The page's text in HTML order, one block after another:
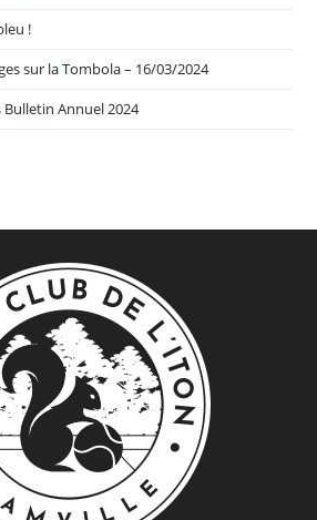
!
sur la Tombola – 16/03/2024
Bulletin Annuel 2024